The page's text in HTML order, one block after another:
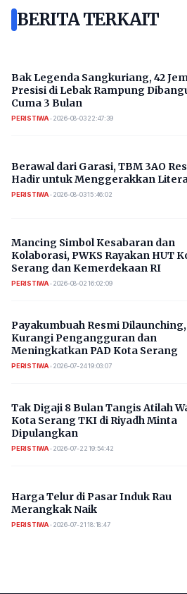
BERITA TERKAIT
Bak Legenda Sangkuriang, 42
Presisi di Lebak Rampung
Cuma 3 Bulan
PERISTIWA• 2026-08-03 22:47:39
Berawal dari Garasi, TBM 3AO
Hadir untuk Menggerakkan
PERISTIWA• 2026-08-03 15:46:02
Mancing Simbol Kesabaran dan
Kolaborasi, PWKS Rayakan HUT
Serang dan Kemerdekaan RI
PERISTIWA• 2026-08-02 16:02:09
Payakumbuah Resmi Dilaunching,
Kurangi Pengangguran dan
Meningkatkan PAD Kota Serang
PERISTIWA• 2026-07-24 19:03:07
​Tak Digaji 8 Bulan Tangis Atilah
Kota Serang TKI di Riyadh Minta
Dipulangkan
PERISTIWA• 2026-07-22 19:54:42
Harga Telur di Pasar Induk Rau
Merangkak Naik
PERISTIWA• 2026-07-21 18:18:47